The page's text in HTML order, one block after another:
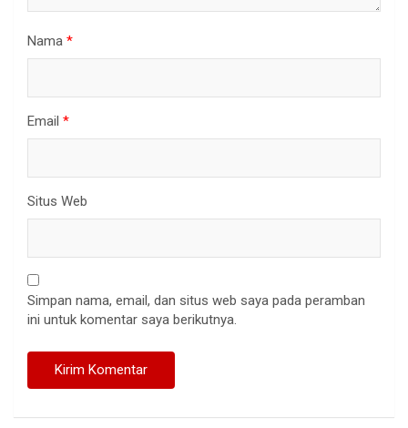
Nama *
Email *
Situs Web
Simpan nama, email, dan situs web saya pada peramban
ini untuk komentar saya berikutnya.